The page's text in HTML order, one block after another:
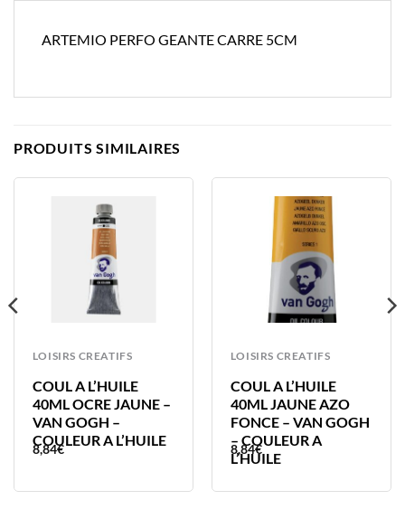
ARTEMIO PERFO GEANTE CARRE 5CM
PRODUITS SIMILAIRES
LOISIRS CREATIFS
COUL A L’HUILE
40ML OCRE JAUNE –
VAN GOGH –
COULEUR A L’HUILE
8,84€
LOISIRS CREATIFS
COUL A L’HUILE
40ML JAUNE AZO
FONCE – VAN GOGH
– COULEUR A
L’HUILE
8,84€